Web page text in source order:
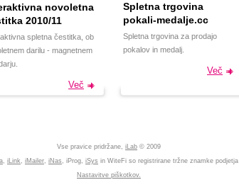
novoletna
2010/11
spletna čestitka, ob
darilu - magnetnem
Več
Spletna trgovina
pokali-medalje.cc
Spletna trgovina za prodajo
pokalov in medalj.
Več
Vse pravice pridržane, iLab © 2009
, iLink , iMailer, iNas , iProg, iSys in WiteFi so registrirane tržne znamke podjetja
Nastavitve piškotkov.